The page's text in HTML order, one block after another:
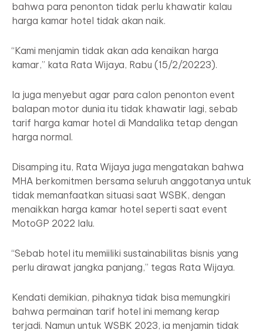
bahwa para penonton tidak perlu khawatir kalau
harga kamar hotel tidak akan naik.
“Kami menjamin tidak akan ada kenaikan harga
kamar,” kata Rata Wijaya, Rabu (15/2/20223).
Ia juga menyebut agar para calon penonton event
balapan motor dunia itu tidak khawatir lagi, sebab
tarif harga kamar hotel di Mandalika tetap dengan
harga normal.
Disamping itu, Rata Wijaya juga mengatakan bahwa
MHA berkomitmen bersama seluruh anggotanya untuk
tidak memanfaatkan situasi saat WSBK, dengan
menaikkan harga kamar hotel seperti saat event
MotoGP 2022 lalu.
“Sebab hotel itu memiiliki sustainabilitas bisnis yang
perlu dirawat jangka panjang,” tegas Rata Wijaya.
Kendati demikian, pihaknya tidak bisa memungkiri
bahwa permainan tarif hotel ini memang kerap
terjadi. Namun untuk WSBK 2023, ia menjamin tidak